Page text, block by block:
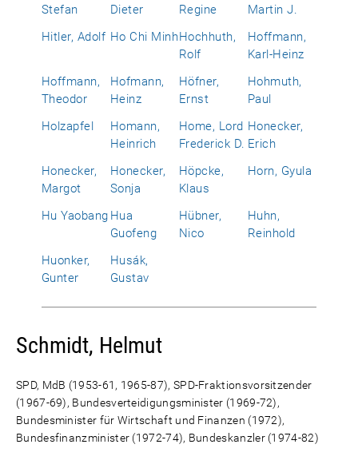
Stefan
Dieter
Regine
Martin J.
Hitler, Adolf Ho Chi MinhHochhuth,
Rolf
Hoffmann,
Karl-Heinz
Hoffmann,
Theodor
Hofmann,
Heinz
Höfner,
Ernst
Hohmuth,
Paul
Holzapfel
Homann,
Heinrich
Home, Lord
Frederick D.
Honecker,
Erich
Honecker,
Margot
Honecker,
Sonja
Höpcke,
Klaus
Horn, Gyula
Hu Yaobang Hua
Guofeng
Hübner,
Nico
Huhn,
Reinhold
Huonker,
Gunter
Husák,
Gustav
Schmidt, Helmut
SPD, MdB (1953-61, 1965-87), SPD-Fraktionsvorsitzender
(1967-69), Bundesverteidigungsminister (1969-72),
Bundesminister für Wirtschaft und Finanzen (1972),
Bundesfinanzminister (1972-74), Bundeskanzler (1974-82)